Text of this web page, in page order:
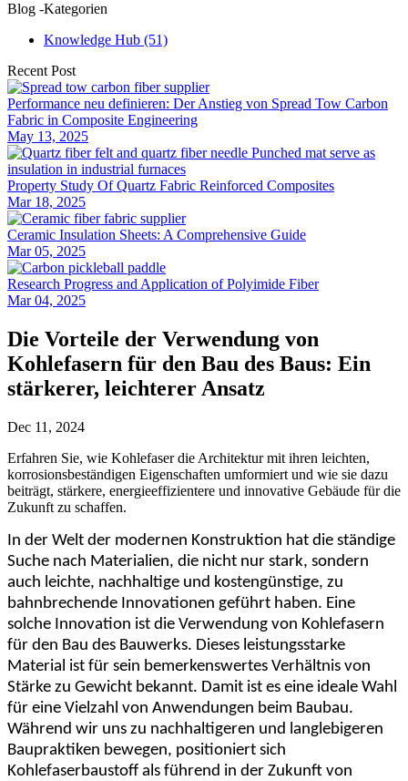
Blog -Kategorien
Knowledge Hub (51)
Recent Post
Performance neu definieren: Der Anstieg von Spread Tow Carbon
Fabric in Composite Engineering
May 13, 2025
Property Study Of Quartz Fabric Reinforced Composites
Mar 18, 2025
Ceramic Insulation Sheets: A Comprehensive Guide
Mar 05, 2025
Research Progress and Application of Polyimide Fiber
Mar 04, 2025
Die Vorteile der Verwendung von
Kohlefasern für den Bau des Baus: Ein
stärkerer, leichterer Ansatz
Dec 11, 2024
Erfahren Sie, wie Kohlefaser die Architektur mit ihren leichten,
korrosionsbeständigen Eigenschaften umformiert und wie sie dazu
beiträgt, stärkere, energieeffizientere und innovative Gebäude für die
Zukunft zu schaffen.
In der Welt der modernen Konstruktion hat die ständige
Suche nach Materialien, die nicht nur stark, sondern
auch leichte, nachhaltige und kostengünstige, zu
bahnbrechende Innovationen geführt haben. Eine
solche Innovation ist die Verwendung von Kohlefasern
für den Bau des Bauwerks. Dieses leistungsstarke
Material ist für sein bemerkenswertes Verhältnis von
Stärke zu Gewicht bekannt. Damit ist es eine ideale Wahl
für eine Vielzahl von Anwendungen beim Baubau.
Während wir uns zu nachhaltigeren und langlebigeren
Baupraktiken bewegen, positioniert sich
Kohlefaserbaustoff als führend in der Zukunft von